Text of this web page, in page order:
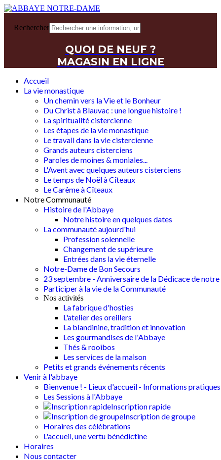
Rechercher
QUOI DE NEUF ?
MAGASIN EN LIGNE
Accueil
La vie monastique
Un chemin vers la Vie et le Bonheur
Du Christ à Blauvac : une longue histoire !
La spiritualité cistercienne
Les étapes de la vie monastique
Le travail dans la vie cistercienne
Grands auteurs cisterciens
Paroles de moines & moniales...
L'Avent avec quelques auteurs cisterciens
Le temps de Noël à Cîteaux
Le Carême à Cîteaux
Notre Communauté
Histoire de l'Abbaye
Notre histoire en quelques dates
La communauté aujourd'hui
Profession solennelle
Changement de supérieure
Entrées dans la vie éternelle
Notre-Dame de Bon Secours
23 septembre - Anniversaire de la Dédicace de
Participer à la vie de la Communauté
Nos activités
La fabrique d'hosties
L'atelier des oreillers
La blandinine, tradition et innovation
Les gourmandises de l'Abbaye
Thés & rooibos
Les services de la maison
Petits et grands événements récents
Venir à l'abbaye
Bienvenue ! - Lieux d'accueil - Informations pratiques
Les Sessions à l'Abbaye
Inscription rapide
Inscription de groupe
Horaires des célébrations
L'accueil, une vertu bénédictine
Horaires
Nous contacter